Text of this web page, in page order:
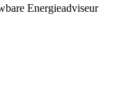
Energieadviseur